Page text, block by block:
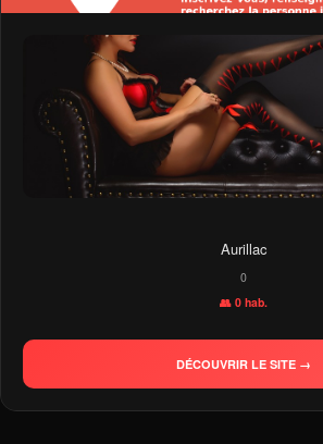
Aurillac
0
👥 0 hab.
DÉCOUVRIR LE SITE →